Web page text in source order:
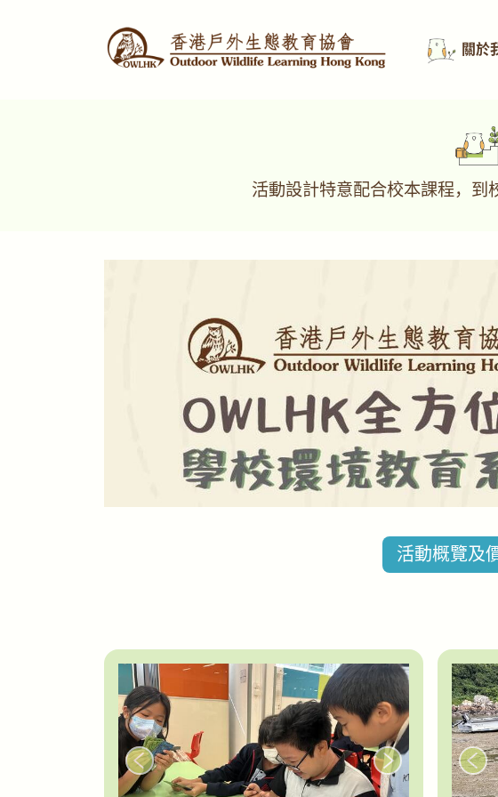
關於
活動設計特意配合校本課程，
活動概覽及